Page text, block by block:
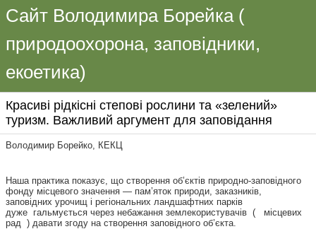
Сайт Володимира Борейка (
природоохорона, заповідники,
екоетика)
Красиві рідкісні степові рослини та «зелений»
туризм. Важливий аргумент для заповідання
Володимир Борейко, КЕКЦ
Наша практика показує, що створення об’єктів природно-заповідного
фонду місцевого значення — пам’яток природи, заказників,
заповідних урочищ і регіональних ландшафтних парків
дуже гальмується через небажання землекористувачів ( місцевих
рад ) давати згоду на створення заповідного об’єкта.